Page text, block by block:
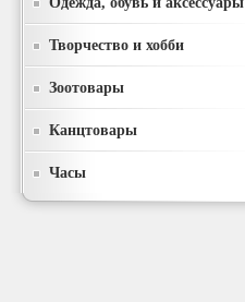
Творчество и хобби
Зоотовары
Канцтовары
Часы